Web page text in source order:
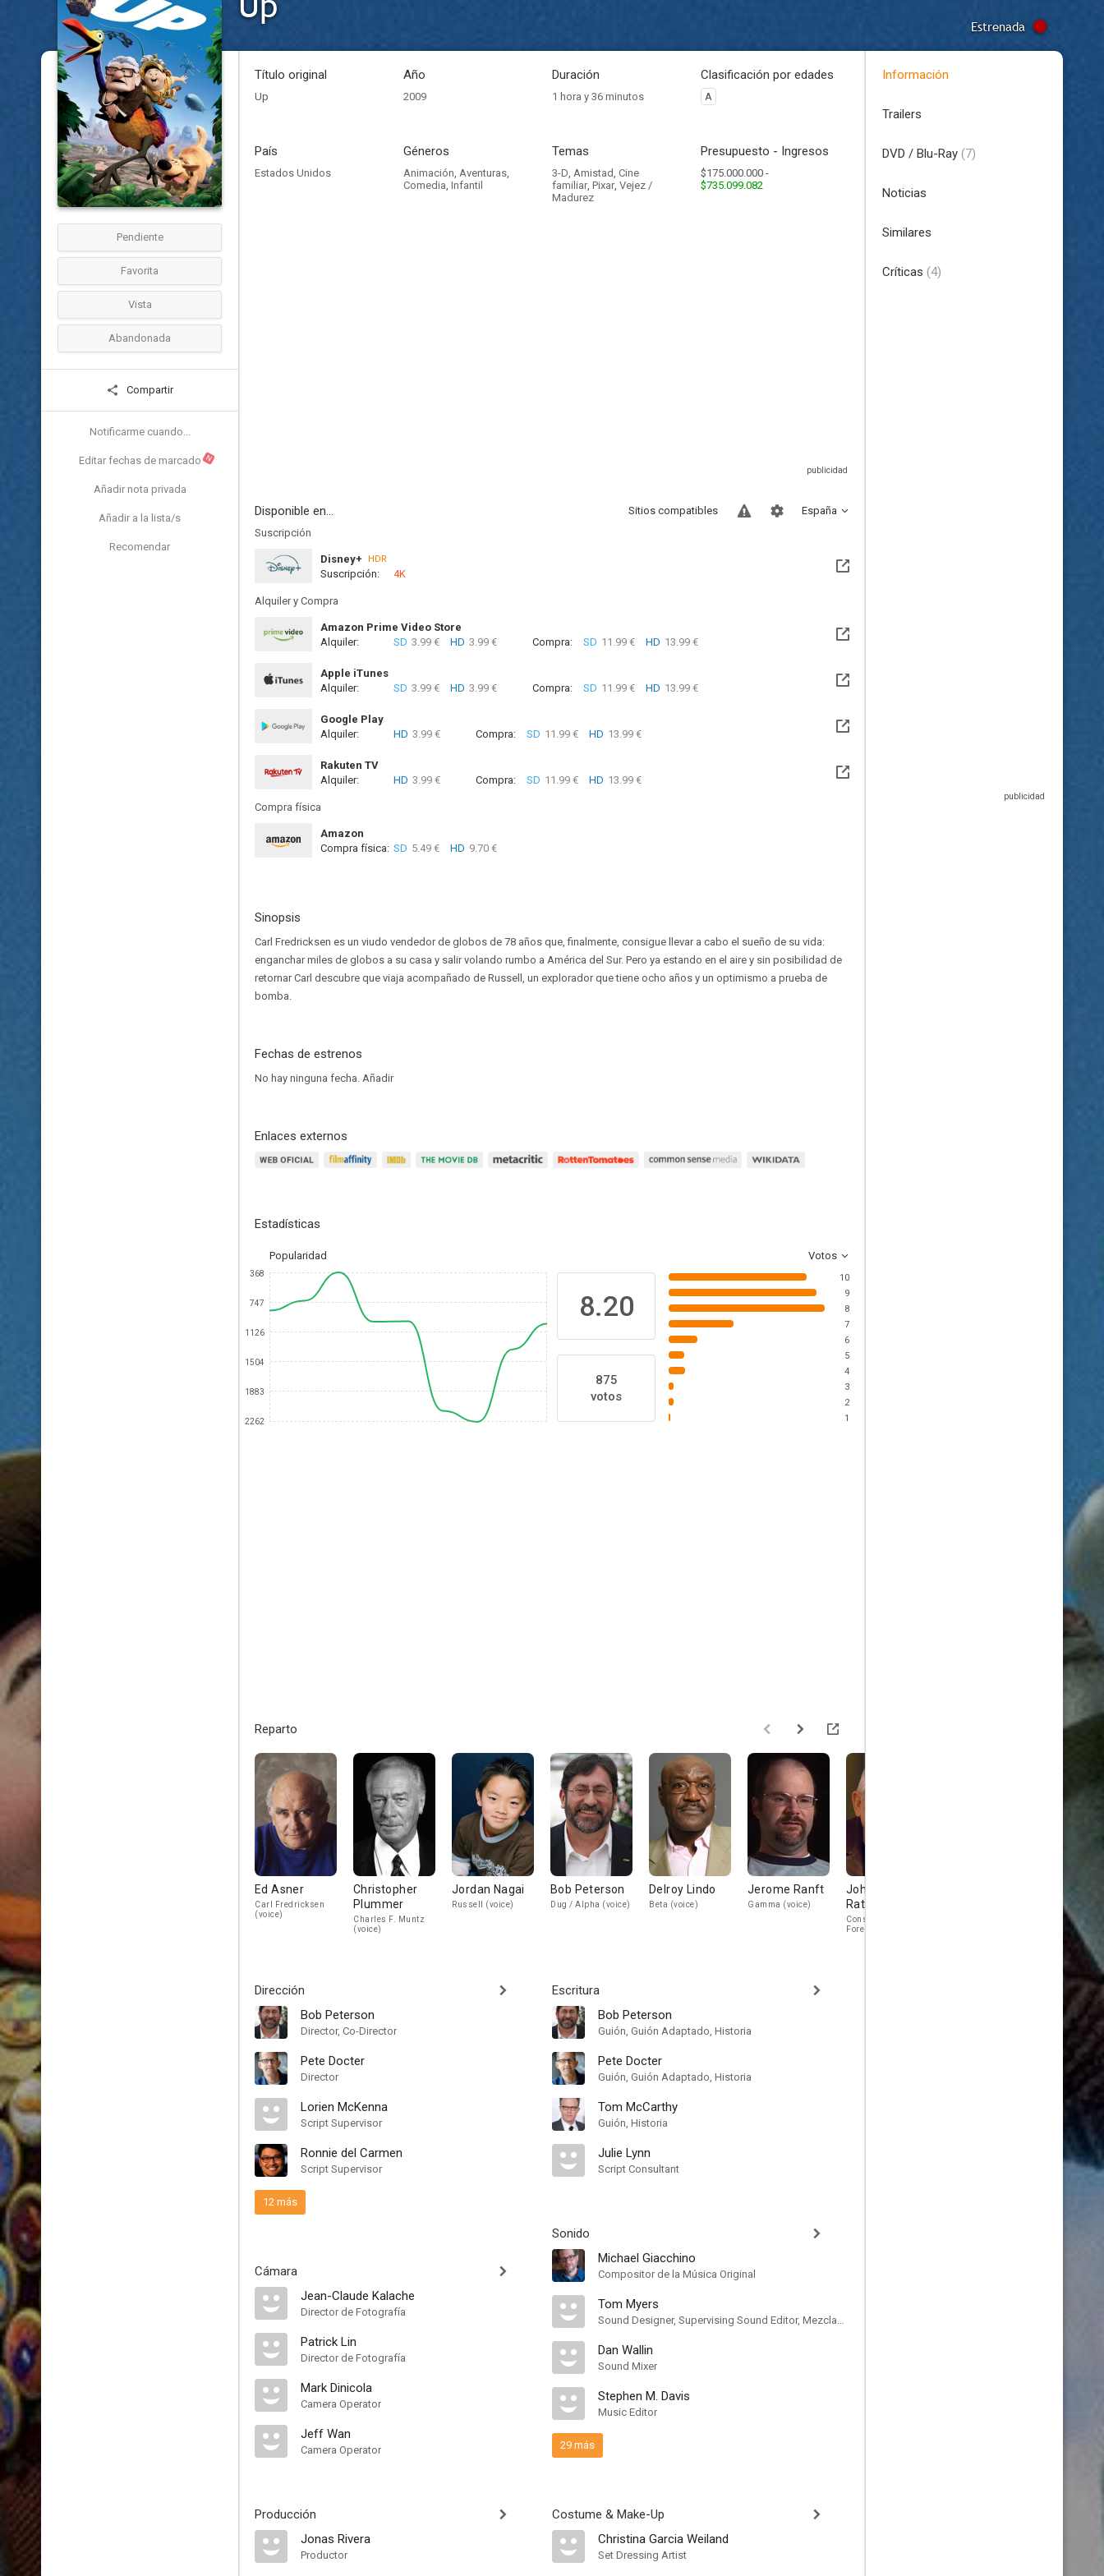
Estrenada
Pendiente
Favorita
Vista
Abandonada
Compartir
Notificarme cuando...
Editar fechas de marcado N
Añadir nota privada
Añadir a la lista/s
Recomendar
Título original
Up
Año
2009
Duración
1 hora y 36 minutos
Clasificación por edades
A
País
Estados Unidos
Géneros
Animación, Aventuras,
Comedia, Infantil
Temas
3-D, Amistad, Cine
familiar, Pixar, Vejez /
Madurez
Presupuesto - Ingresos
$175.000.000 -
$735.099.082
Disponible en... España
Sitios compatibles
Suscripción
Disney+ HDR
Suscripción: 4K
Alquiler y Compra
Amazon Prime Video Store
Alquiler:
SD 3.99 € HD 3.99 € Compra: SD 11.99 € HD 13.99 €
Apple iTunes
Alquiler:
SD 3.99 € HD 3.99 € Compra: SD 11.99 € HD 13.99 €
Google Play
Alquiler:
HD 3.99 € Compra: SD 11.99 € HD 13.99 €
Rakuten TV
Alquiler:
HD 3.99 € Compra: SD 11.99 € HD 13.99 €
Compra física
Amazon
Compra física: SD 5.49 € HD 9.70 €
Sinopsis
Carl Fredricksen es un viudo vendedor de globos de 78 años que, finalmente, consigue llevar a cabo el sueño de su vida:
enganchar miles de globos a su casa y salir volando rumbo a América del Sur. Pero ya estando en el aire y sin posibilidad de
retornar Carl descubre que viaja acompañado de Russell, un explorador que tiene ocho años y un optimismo a prueba de
bomba.
Fechas de estrenos
No hay ninguna fecha. Añadir
Enlaces externos
Estadísticas
Popularidad Votos
368
747
1126
1504
1883
2262
8.20
875
votos
10
9
8
7
6
5
4
3
2
1
Reparto
Ed Asner
Carl Fredricksen
(voice)
Christopher
Plummer
Charles F. Muntz
(voice)
Jordan Nagai
Russell (voice)
Bob Peterson
Dug / Alpha (voice)
Delroy Lindo
Beta (voice)
Jerome Ranft
Gamma (voice)
John
Ratzenberger
Construction
Foreman Tom (voice)
Young Ellie
Dirección
Bob Peterson
Director, Co-Director
Pete Docter
Director
Lorien McKenna
Script Supervisor
Ronnie del Carmen
Script Supervisor
12 más
Cámara
Jean-Claude Kalache
Director de Fotografía
Patrick Lin
Director de Fotografía
Mark Dinicola
Camera Operator
Jeff Wan
Camera Operator
Producción
Jonas Rivera
Productor
Escritura
Bob Peterson
Guión, Guión Adaptado, Historia
Pete Docter
Guión, Guión Adaptado, Historia
Tom McCarthy
Guión, Historia
Julie Lynn
Script Consultant
Sonido
Michael Giacchino
Compositor de la Música Original
Tom Myers
Sound Designer, Supervising Sound Editor, Mezclador de Re-Grabación de Sonido
Dan Wallin
Sound Mixer
Stephen M. Davis
Music Editor
29 más
Costume & Make-Up
Christina Garcia Weiland
Set Dressing Artist
Información
Trailers
DVD / Blu-Ray (7)
Noticias
Similares
Críticas (4)